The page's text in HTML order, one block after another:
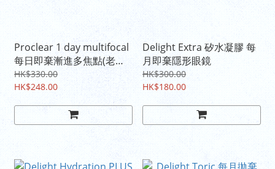
Proclear 1 day multifocal
每日即棄漸進多焦點(老花)
隱形眼鏡
HK$330.00
HK$248.00
Delight Extra 矽水凝膠 每
月即棄隱形眼鏡
HK$300.00
HK$180.00